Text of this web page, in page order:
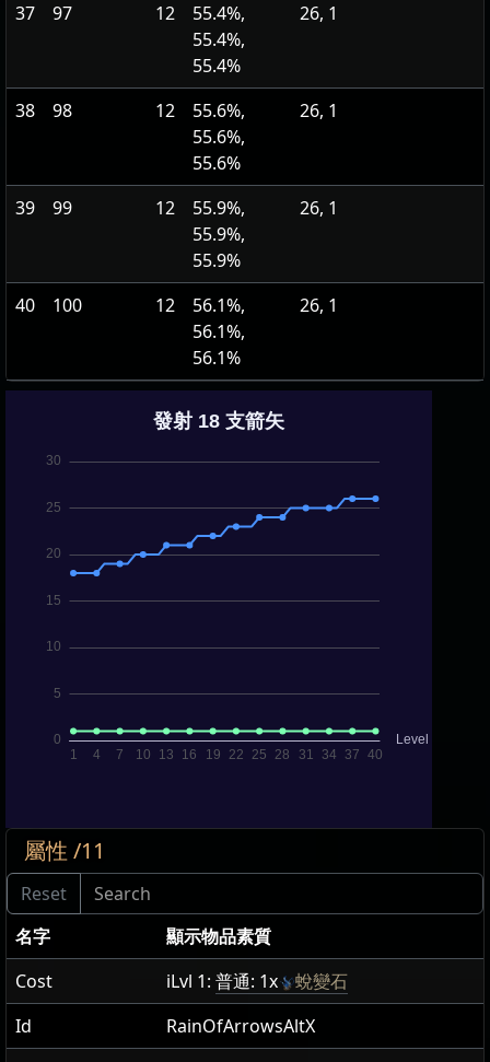
37 97 12
55.4%,
55.4%,
55.4%
26, 1
38 98 12
55.6%,
55.6%,
55.6%
26, 1
39 99 12
55.9%,
55.9%,
55.9%
26, 1
40 100 12
56.1%,
56.1%,
56.1%
26, 1
屬性 /11
名字
顯示物品素質
Cost
iLvl 1: 普通: 1x
蛻變石
Id
RainOfArrowsAltX